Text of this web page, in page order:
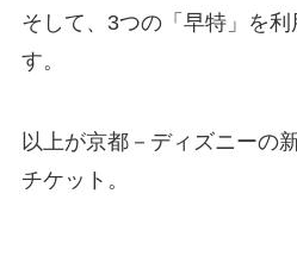
そして、3つの「早特」を
す。
以上が京都－ディズニーの
チケット。